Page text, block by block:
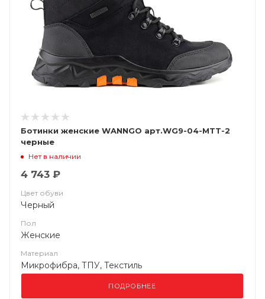
Ботинки женские WANNGO арт.WG9-04-MTT-2
черные
Нет в наличии
4 743 ₽
Цвет обуви
Черный
Пол
Женские
Материал
Микрофибра, ТПУ, Текстиль
ПОДРОБНЕЕ